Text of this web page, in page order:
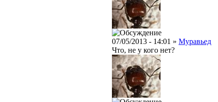
07/05/2013 - 14:01 » Муравьед
Что, не у кого нет?